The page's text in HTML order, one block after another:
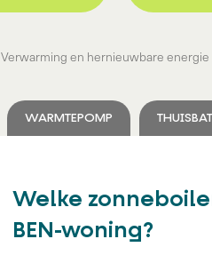
Verwarming en hernieuwbare energie
WARMTEPOMP
Welke
BEN-woning?